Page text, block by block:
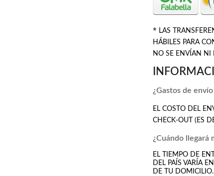
* LAS
HÁBILES PARA
NO SE ENVÍAN NI
¿Gastos de
EL COSTO DEL
CHECK-OUT (ES
¿Cuándo llegará
EL TIEMPO DE
DEL PAÍS VARÍA
DE TU DOMICILIO.